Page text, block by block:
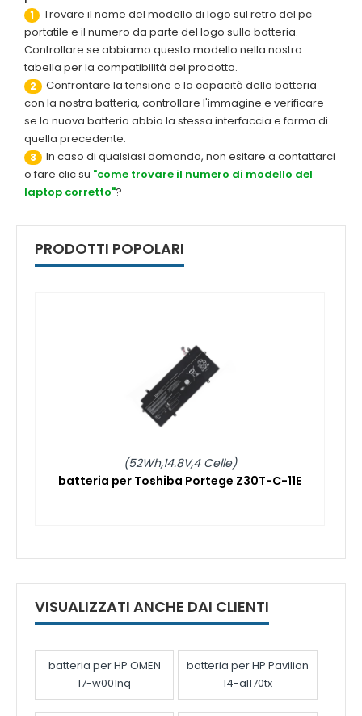
1
Trovare il nome del modello di logo sul retro del pc
portatile e il numero da parte del logo sulla batteria.
Controllare se abbiamo questo modello nella nostra
tabella per la compatibilità del prodotto.
2
Confrontare la tensione e la capacità della batteria
con la nostra batteria, controllare l'immagine e verificare
se la nuova batteria abbia la stessa interfaccia e forma di
quella precedente.
3
In caso di qualsiasi domanda, non esitare a contattarci
o fare clic su "come trovare il numero di modello del
laptop corretto"?
PRODOTTI POPOLARI
(52Wh,14.8V,4 Celle)
batteria per Toshiba Portege Z30T-C-11E
VISUALIZZATI ANCHE DAI CLIENTI
batteria per HP OMEN
17-w001nq
batteria per HP Pavilion
14-al170tx